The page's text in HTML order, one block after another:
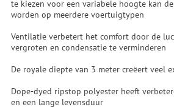
te kiezen voor een variabele hoogte kan
worden op meerdere voertuigtypen
Ventilatie verbetert het comfort door de
vergroten en condensatie te verminderen
De royale diepte van 3 meter creëert veel
Dope-dyed ripstop polyester heeft
en een lange levensduur